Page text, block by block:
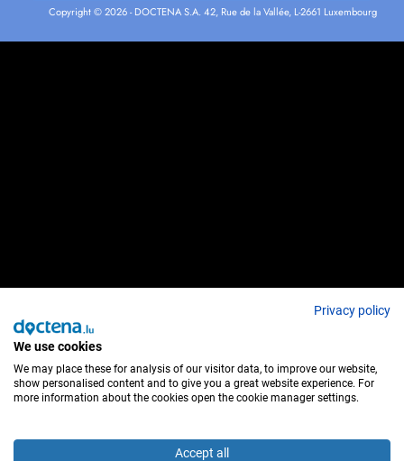
Copyright © 2026 - DOCTENA S.A. 42, Rue de la Vallée, L-2661 Luxembourg
Privacy policy
We use cookies
We may place these for analysis of our visitor data, to improve our website,
show personalised content and to give you a great website experience. For
more information about the cookies open the cookie manager settings.
Accept all